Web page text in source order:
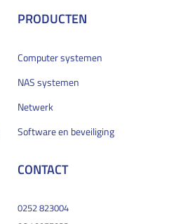
PRODUCTEN
Computer systemen
NAS systemen
Netwerk
Software en beveiliging
CONTACT
0252 823004